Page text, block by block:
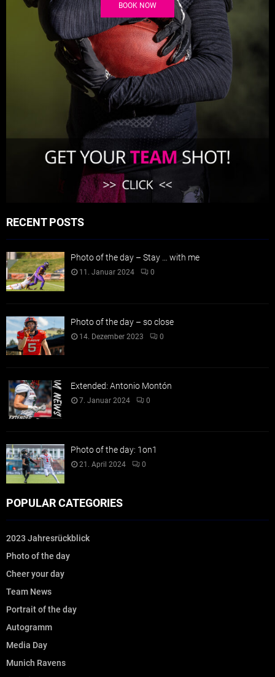
BOOK NOW
RECENT POSTS
Photo of the day – Stay … with me
11. Januar 2024 0
Photo of the day – so close
14. Dezember 2023 0
Extended: Antonio Montón
7. Januar 2024 0
Photo of the day: 1on1
21. April 2024 0
POPULAR CATEGORIES
2023 Jahresrückblick
Photo of the day
Cheer your day
Team News
Portrait of the day
Autogramm
Media Day
Munich Ravens